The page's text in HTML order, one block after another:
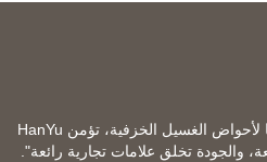
كشركة مصنعة موثوق بها لأحواض الغسيل الخزفية، تؤمن HanYu
والجودة تخلق علامات تجارية رائعة".